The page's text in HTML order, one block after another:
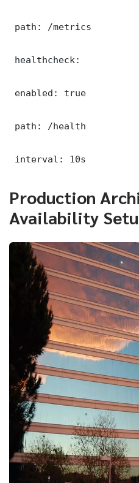
path: /metrics
healthcheck:
enabled: true
path: /health
interval: 10s
Production
Availability